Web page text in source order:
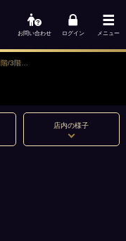
お問い合わせ ログイン メニュー
/3階
店内の様子